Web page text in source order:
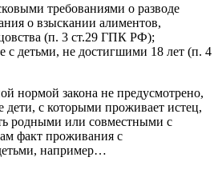
требованиями о разводе
о взыскании алиментов,
(п. 3 ст.29 ГПК РФ);
с детьми, не достигшими 18 лет (п. 4
нормой закона не предусмотрено,
дети, с которыми проживает истец,
родными или совместными с
факт проживания с
например…